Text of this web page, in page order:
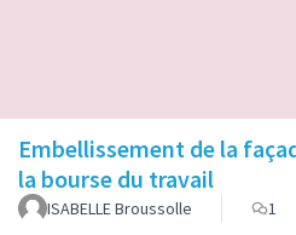
Embellissement de la
la bourse du travail
ISABELLE Broussolle 1